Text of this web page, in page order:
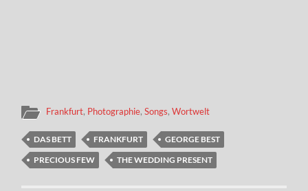
Frankfurt, Photographie,Songs,Wortwelt
DAS BETT FRANKFURT
GEORGE BEST
PRECIOUS FEW
THE WEDDING PRESENT